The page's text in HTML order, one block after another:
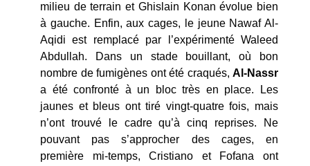
milieu de terrain et Ghislain Konan évolue bien
à gauche. Enfin, aux cages, le jeune Nawaf Al-
Aqidi est remplacé par l’expérimenté Waleed
Abdullah. Dans un stade bouillant, où bon
nombre de fumigènes ont été craqués, Al-Nassr
a été confronté à un bloc très en place. Les
jaunes et bleus ont tiré vingt-quatre fois, mais
n’ont trouvé le cadre qu’à cinq reprises. Ne
pouvant pas s’approcher des cages, en
première mi-temps, Cristiano et Fofana ont